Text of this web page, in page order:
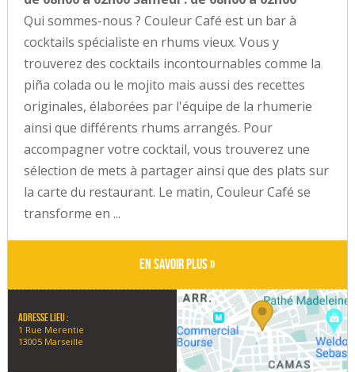
Qui sommes-nous ? Couleur Café est un bar à
cocktails spécialiste en rhums vieux. Vous y
trouverez des cocktails incontournables comme la
piña colada ou le mojito mais aussi des recettes
originales, élaborées par l'équipe de la rhumerie
ainsi que différents rhums arrangés. Pour
accompagner votre cocktail, vous trouverez une
sélection de mets à partager ainsi que des plats sur
la carte du restaurant. Le matin, Couleur Café se
transforme en ...
En savoir plus »
Adresse lieu :
1 Rue Merentie
13005 Marseille